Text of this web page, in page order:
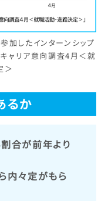
加したインターンシップ
ャリア意向調査4月＜就
＞
るか
合が前年より
内々定がもら